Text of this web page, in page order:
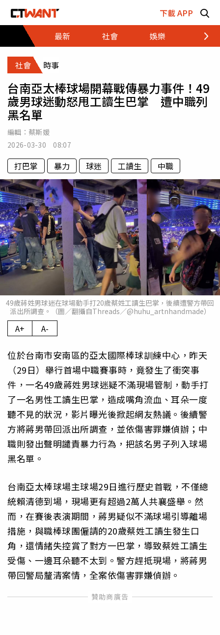
下載 APP
最新
社會 娛樂 財經
社會 時事
台南亞太棒球場開幕戰傳暴力事件！49
歲男球迷動怒甩工讀生巴掌 遭中職列
黑名單
編輯： 蔡斯媛
2026-03-30 08:07
打巴掌 暴力 球迷 工讀生 中職
49歲蔣姓男球迷在球場動手打20歲蔡姓工讀生巴掌，後續遭警方帶回
派出所調查。（圖／翻攝自Threads／@huhu_artnhandmade）
A+ A-
位於台南市安南區的亞太國際棒球訓練中心，昨天
（29日）舉行首場中職賽事時，竟發生了衝突事
件，一名49歲蔣姓男球迷疑不滿現場管制，動手打
了一名男性工讀生巴掌，造成嘴角流血、耳朵一度
聽不見的狀況，影片曝光後掀起網友熱議。後續警
方將蔣男帶回派出所調查，並依傷害罪嫌偵辦；中
職則發出聲明譴責暴力行為，把該名男子列入球場
黑名單。
台南亞太棒球場主球場29日進行歷史首戰，不僅總
統賴清德到場，現場更有超過2萬人共襄盛舉。然
而，在賽後表演期間，蔣男疑似不滿球場引導離場
措施，與職棒球團僱請的20歲蔡姓工讀生發生口
角，還情緒失控賞了對方一巴掌，導致蔡姓工讀生
受傷、一邊耳朵聽不太到。警方趕抵現場，將蔣男
帶回警局釐清案情，全案依傷害罪嫌偵辦。